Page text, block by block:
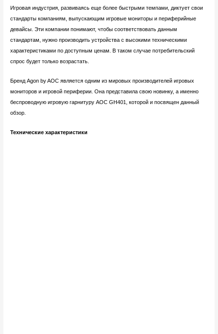
Игровая индустрия, развиваясь еще более быстрыми темпами, диктует свои
стандарты компаниям, выпускающим игровые мониторы и периферийные
девайсы. Эти компании понимают, чтобы соответствовать данным
стандартам, нужно производить устройства с высокими техническими
характеристиками по доступным ценам. В таком случае потребительский
спрос будет только возрастать.
Бренд Agon by AOC является одним из мировых производителей игровых
мониторов и игровой периферии. Она представила свою новинку, а именно
беспроводную игровую гарнитуру AOC GH401, которой и посвящен данный
обзор.
Технические характеристики